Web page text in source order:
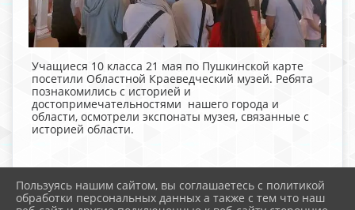
Учащиеся 10 класса 21 мая по Пушкинской карте
посетили Областной Краеведческий музей. Ребята
познакомились с историей и
достопримечательностями нашего города и
области, осмотрели экспонаты музея, связанные с
историей области.
Пользуясь нашим сайтом, вы соглашаетесь с политикой
обработки персональных данных а также с тем что наш